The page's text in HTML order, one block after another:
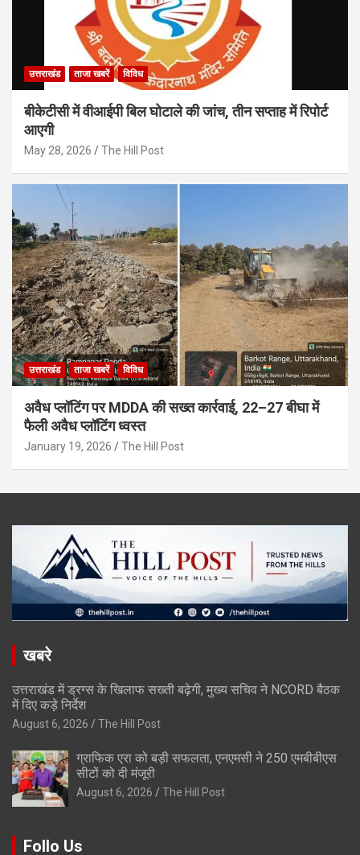
उत्तराखंड ताजा खबरें विविध
बीकेटीसी में वीआईपी बिल घोटाले की जांच, तीन सप्ताह में रिपोर्ट
आएगी
May 28, 2026 The Hill Post
उत्तराखंड ताजा खबरें विविध
अवैध प्लॉटिंग पर MDDA की सख्त कार्रवाई, 22–27 बीघा में
फैली अवैध प्लॉटिंग ध्वस्त
January 19, 2026 The Hill Post
खबरे
उत्तराखंड में ड्रग्स के खिलाफ सख्ती बढ़ेगी, मुख्य सचिव ने NCORD बैठक
में दिए कड़े निर्देश
August 6, 2026 The Hill Post
ग्राफिक एरा को बड़ी सफलता, एनएमसी ने 250 एमबीबीएस
सीटों को दी मंजूरी
August 6, 2026 The Hill Post
Follo Us